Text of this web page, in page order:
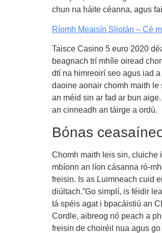
chun na háite céanna, agus
Ríomh Meaisín Sliotán – Cé
Taisce Casino 5 euro 2020
beagnach trí mhíle oiread
dtí na himreoirí seo agus iad
daoine aonair chomh maith
an méid sin ar fad ar bun
an cinneadh an táirge a ordú.
Bónas
Chomh maith leis sin, cluiche
mbíonn an líon cásanna ró-
freisin. Is as Luimneach cuid
diúltach.”Go simplí, is féidir
tá spéis agat i bpacáistiú an
Cordle, aibreog nó peach a
freisin de choiréil nua agus